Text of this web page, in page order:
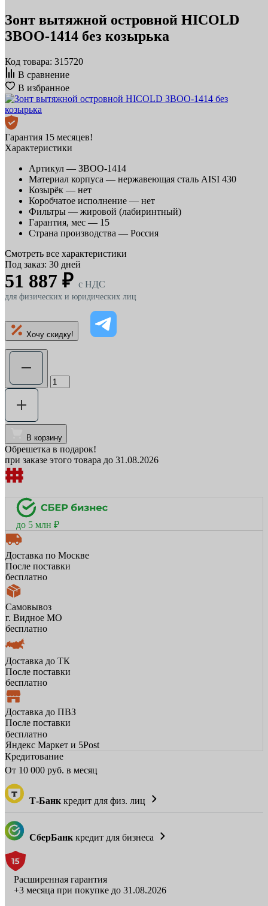
Зонт вытяжной островной HICOLD
ЗВОО-1414 без козырька
Код товара: 315720
В сравнение
В избранное
Гарантия 15 месяцев!
Характеристики
Артикул — ЗВОО-1414
Материал корпуса — нержавеющая сталь AISI 430
Козырёк — нет
Коробчатое исполнение — нет
Фильтры — жировой (лабиринтный)
Гарантия, мес — 15
Страна производства — Россия
Смотреть все характеристики
Под заказ: 30 дней
51 887 ₽ c НДС
для физических и юридических лиц
Хочу скидку!
В корзину
Обрешетка в подарок!
при заказе этого товара до 31.08.2026
до 5 млн ₽
Доставка по Москве
После поставки
бесплатно
Самовывоз
г. Видное МО
бесплатно
Доставка до ТК
После поставки
бесплатно
Доставка до ПВЗ
После поставки
бесплатно
Яндекс Маркет и 5Post
Кредитование
От 10 000 руб. в месяц
Т-Банк кредит для физ. лиц
СберБанк кредит для бизнеса
Расширенная гарантия
+3 месяца при покупке до 31.08.2026